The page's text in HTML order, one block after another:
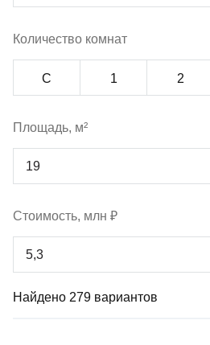
Количество комнат
С 1 2
Площадь, м²
Стоимость, млн ₽
Найдено 279 вариантов